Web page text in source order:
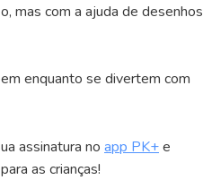
mas com a ajuda de desenhos
enquanto se divertem com
assinatura no app PK+e
as crianças!